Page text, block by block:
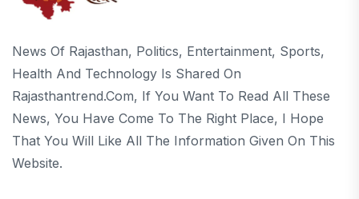
News Of Rajasthan, Politics, Entertainment, Sports,
Health And Technology Is Shared On
Rajasthantrend.com, If You Want To Read All These
News, You Have Come To The Right Place, I Hope
That You Will Like All The Information Given On This
Website.